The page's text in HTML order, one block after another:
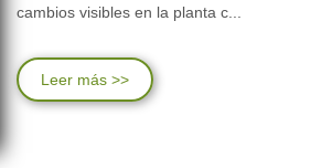
cambios visibles en la planta c...
Leer más >>